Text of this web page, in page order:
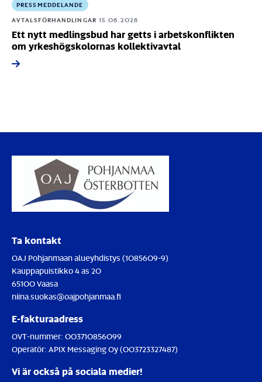
PRESSMEDDELANDE
AVTALSFÖRHANDLINGAR 15.06.2026
Ett nytt medlingsbud har getts i arbetskonflikten
om yrkeshögskolornas kollektivavtal
Ta kontakt
OAJ Pohjanmaan alueyhdistys (1085609-9)
Kauppapuistikko 4 as 20
65100 Vaasa
niina.suokas@oajpohjanmaa.fi
E-fakturaadress
OVT-nummer: 003710856099
Operatör: APIX Messaging Oy (003723327487)
Vi är också på sociala medier!